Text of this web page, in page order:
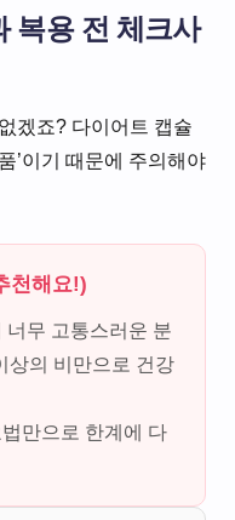
복용 전 체크사
겠죠? 다이어트 캡슐
’이기 때문에 주의해야
천해요!)
너무 고통스러운 분
상의 비만으로 건강
만으로 한계에 다